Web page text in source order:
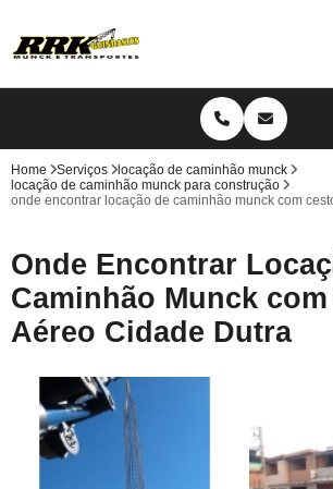
Home Serviços
locação de caminhão munck
locação de caminhão munck para construção
onde encontrar locação de caminhão munck com
Onde Encontrar
Caminhão Munck
Aéreo Cidade Dutra